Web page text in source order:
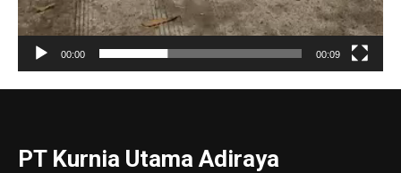
00:00 00:09
PT Kurnia Utama Adiraya